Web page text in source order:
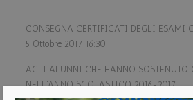
CONSEGNA CERTIFICATI DEGLI ESAMI
5 Ottobre 2017 16:30
AGLI ALUNNI CHE HANNO SOSTENUTO
NELL'ANNO SCOLASTICO 2016-2017